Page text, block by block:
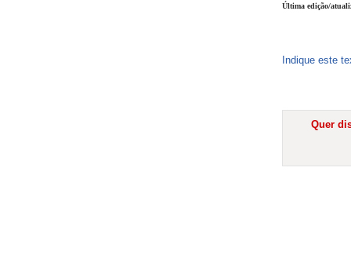
Última edição/
Indique este
Quer